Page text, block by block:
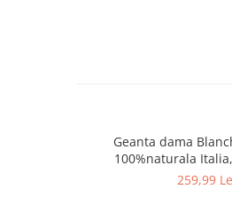
Geanta dama
100%naturala
259,99